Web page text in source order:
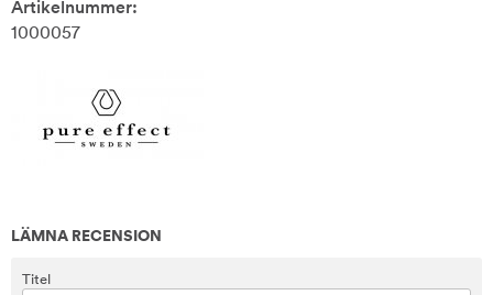
Artikelnummer:
1000057
LÄMNA RECENSION
Titel